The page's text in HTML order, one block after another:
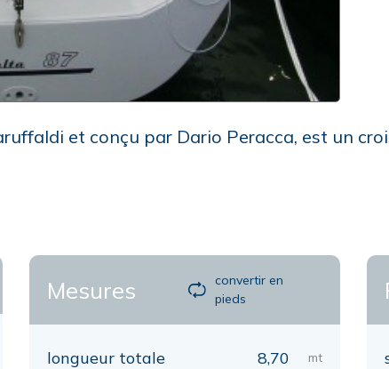
et conçu par Dario Peracca, est un
Mesures
convertir en
pieds
longueur totale 8,70 mt